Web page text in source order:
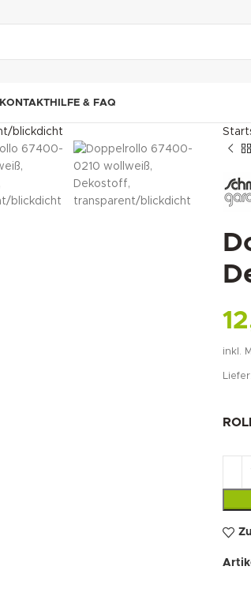
KONTAKTHILFE & FAQ
inkl.